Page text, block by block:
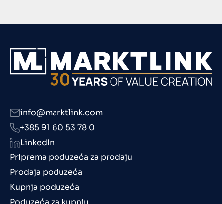
Priprema poduzeća za prodaju
Prodaja poduzeća
Kupnja poduzeća
Poduzeća za kupnju
info@marktlink.com
+385 91 60 53 78 0
LinkedIn